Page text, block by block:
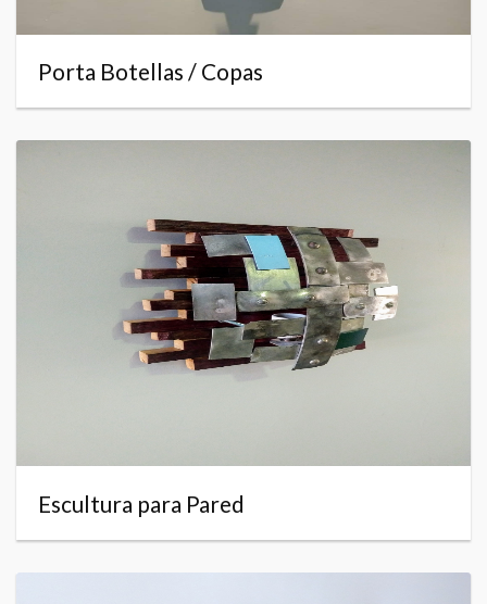
Porta Botellas / Copas
Escultura para Pared